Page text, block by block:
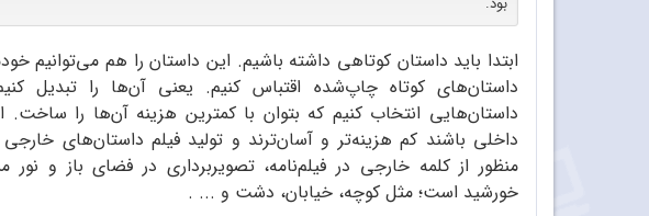
ابتدا باید داستان کوتاهی داشته باشیم. این داستان را هم می‌توانیم
داستان‌های کوتاه چاپ‌شده اقتباس کنیم. یعنی آن‌ها را تبدیل
داستان‌هایی انتخاب کنیم که بتوان با کمترین هزینه آن‌ها را ساخت.
داخلی باشند کم هزینه‌تر و آسان‌ترند و تولید فیلم داستان‌های
منظور از کلمه خارجی در فیلم‌نامه، تصویربرداری در فضای باز و نور
خورشید است؛ مثل کوچه، خیابان، دشت و ... .